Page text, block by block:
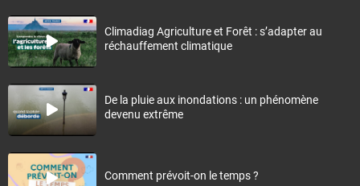
Climadiag Agriculture et Forêt : s’adapter au
réchauffement climatique
De la pluie aux inondations : un phénomène
devenu extrême
Comment prévoit-on le temps ?